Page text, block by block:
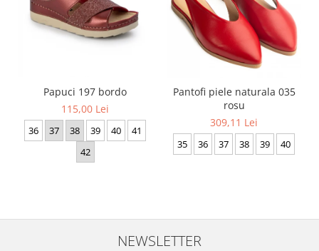
Papuci 197 bordo
115,00 Lei
36 37 38 39 40
41
42
Pantofi piele naturala 035
rosu
309,11 Lei
35 36 37 38 39 40
NEWSLETTER